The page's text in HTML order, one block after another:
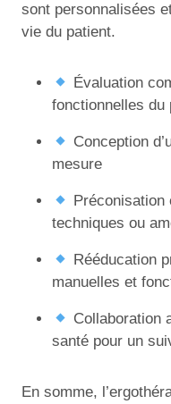
sont personnalisées
vie du patient.
Évaluation
fonctionnelles du
Conception
mesure
Préconisation
techniques ou
Rééducation
manuelles et
Collaboration
santé pour un
En somme,